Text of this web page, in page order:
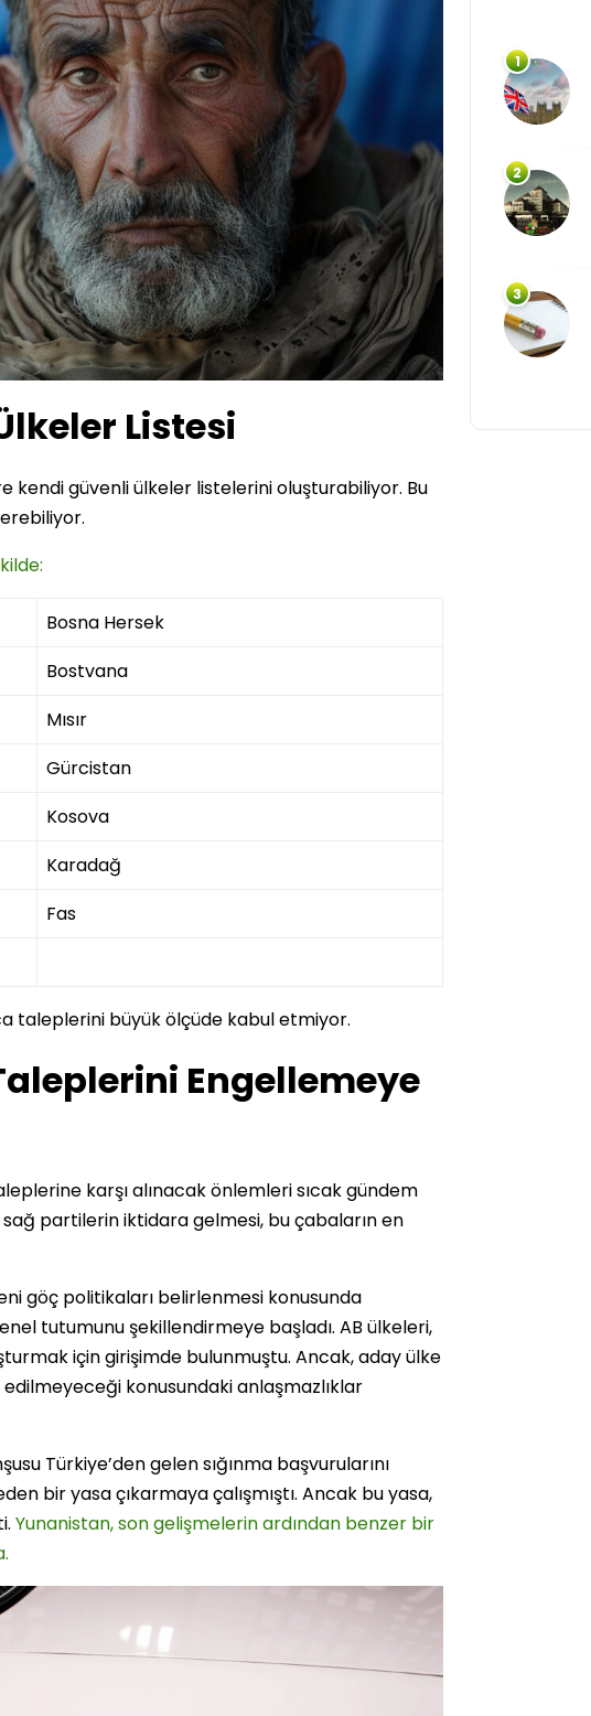
Listesi
kendi güvenli ülkeler listelerini oluşturabiliyor. Bu
Bosna Hersek
Bostvana
Mısır
Gürcistan
Kosova
Karadağ
Fas
taleplerini büyük ölçüde kabul etmiyor.
Engellemeye
karşı alınacak önlemleri sıcak gündem
partilerin iktidara gelmesi, bu çabaların en
göç politikaları belirlenmesi konusunda
tutumunu şekillendirmeye başladı. AB ülkeleri,
için girişimde bulunmuştu. Ancak, aday ülke
konusundaki anlaşmazlıklar
Türkiye’den gelen sığınma başvurularını
bir yasa çıkarmaya çalışmıştı. Ancak bu yasa,
Yunanistan, son gelişmelerin ardından benzer bir